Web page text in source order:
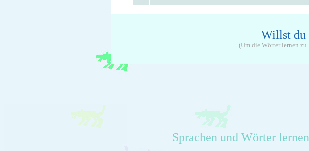
Willst du
(Um die Wörter lernen
Sprachen und Wörter